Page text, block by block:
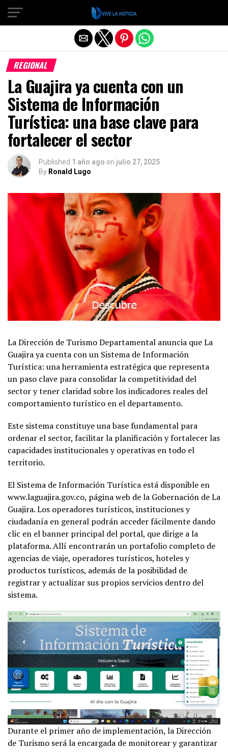
REGIONAL
La Guajira ya cuenta con un
Sistema de Información
Turística: una base clave para
fortalecer el sector
Published 1 año ago on julio 27, 2025
By Ronald Lugo
La Dirección de Turismo Departamental anuncia que La
Guajira ya cuenta con un Sistema de Información
Turística: una herramienta estratégica que representa
un paso clave para consolidar la competitividad del
sector y tener claridad sobre los indicadores reales del
comportamiento turístico en el departamento.
Este sistema constituye una base fundamental para
ordenar el sector, facilitar la planificación y fortalecer las
capacidades institucionales y operativas en todo el
territorio.
El Sistema de Información Turística está disponible en
www.laguajira.gov.co, página web de la Gobernación de La
Guajira. Los operadores turísticos, instituciones y
ciudadanía en general podrán acceder fácilmente dando
clic en el banner principal del portal, que dirige a la
plataforma. Allí encontrarán un portafolio completo de
agencias de viaje, operadores turísticos, hoteles y
productos turísticos, además de la posibilidad de
registrar y actualizar sus propios servicios dentro del
sistema.
Durante el primer año de implementación, la Dirección
de Turismo será la encargada de monitorear y garantizar
Salir de la versión móvil